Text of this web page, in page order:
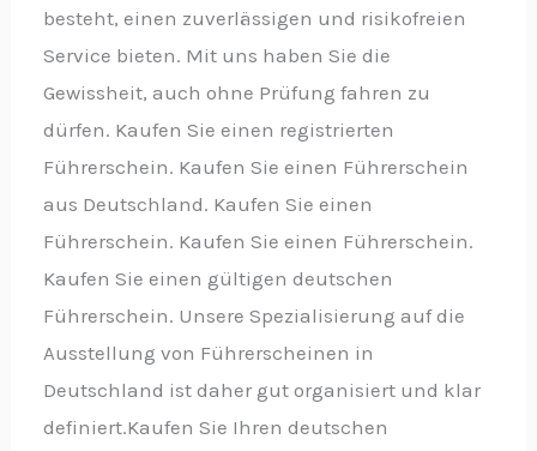
besteht, einen zuverlässigen und risikofreien
Service bieten. Mit uns haben Sie die
Gewissheit, auch ohne Prüfung fahren zu
dürfen. Kaufen Sie einen registrierten
Führerschein. Kaufen Sie einen Führerschein
aus Deutschland. Kaufen Sie einen
Führerschein. Kaufen Sie einen Führerschein.
Kaufen Sie einen gültigen deutschen
Führerschein. Unsere Spezialisierung auf die
Ausstellung von Führerscheinen in
Deutschland ist daher gut organisiert und klar
definiert.Kaufen Sie Ihren deutschen